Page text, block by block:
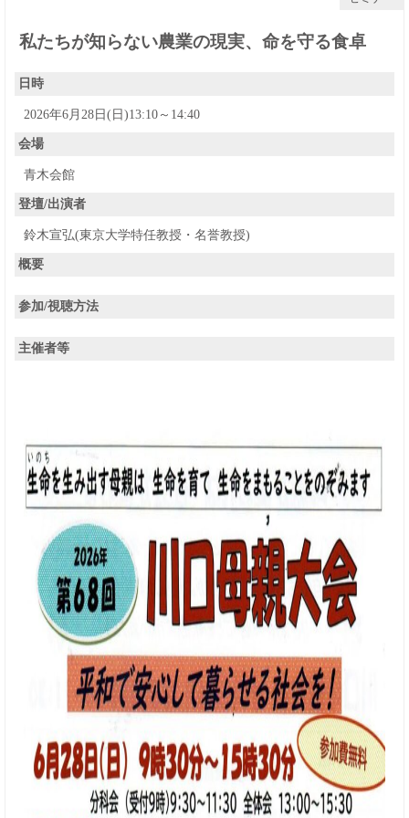
私たちが知らない農業の現実、命を守る食卓
日時
2026年6月28日(日)13:10～14:40
会場
青木会館
登壇/出演者
鈴木宣弘(東京大学特任教授・名誉教授)
概要
参加/視聴方法
主催者等